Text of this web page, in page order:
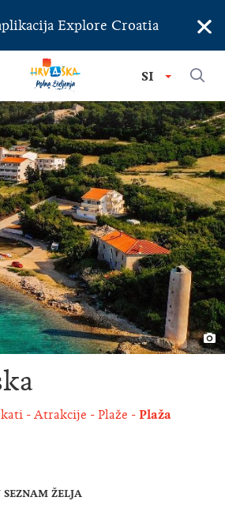
Explore Croatia ×
SI
Atrakcije Plaže
Plaža
ŽELJA